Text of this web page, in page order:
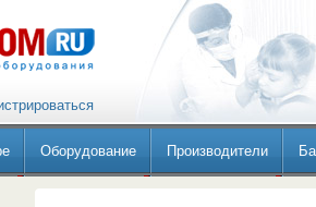
Оборудование Производители